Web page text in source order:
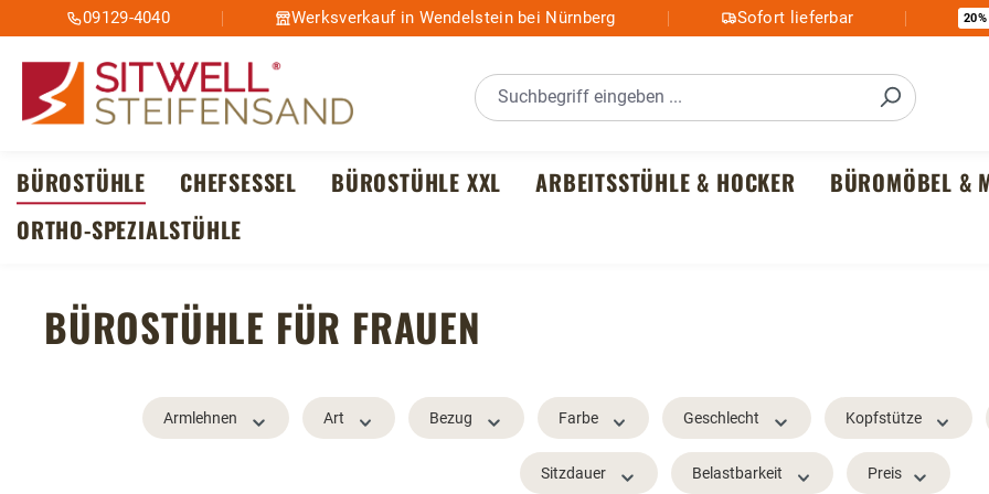
Hauptinhalt springen
Zur Suche springen
Zur Hauptnavigation springen
09129-4040 Werksverkauf in Wendelstein bei Nürnberg Sofort lieferbar 20%
BÜROSTÜHLE CHEFSESSEL BÜROSTÜHLE XXL ARBEITSSTÜHLE & HOCKER BÜROMÖBEL &
ORTHO-SPEZIALSTÜHLE
BÜROSTÜHLE FÜR FRAUEN
Armlehnen Art Bezug Farbe Geschlecht Kopfstütze
Sitzdauer Belastbarkeit Preis